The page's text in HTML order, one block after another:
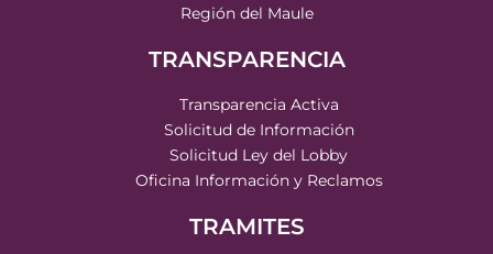
Región del Maule
TRANSPARENCIA
Transparencia Activa
Solicitud de Información
Solicitud Ley del Lobby
Oficina Información y Reclamos
TRAMITES